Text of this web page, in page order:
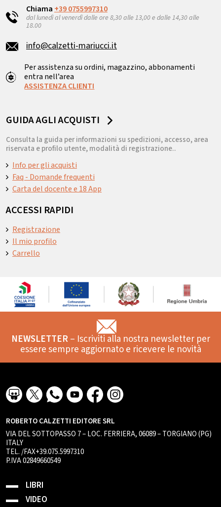
Chiama +39 0755997310
dal lunedì al venerdì dalle ore 8,30 alle 13,00 e dalle 14,30 alle
18.00
info@calzetti-mariucci.it
Per assistenza su ordini, magazzino, abbonamenti
entra nell’area
ASSISTENZA CLIENTI
GUIDA AGLI ACQUISTI
Consulta la guida per informazioni su spedizioni, accesso, area
riservata e profilo utente, modalità di registrazione..
Info per gli acquisti
Faq - Domande frequenti
Carta del docente e 18 App
ACCESSI RAPIDI
Registrazione
Il mio profilo
Carrello
NEWSLETTER– Iscriviti alla nostra newsletter per
essere sempre aggiornato e ricevere le novità
ROBERTO CALZETTI EDITORE SRL
VIA DEL SOTTOPASSO 7 – LOC. FERRIERA, 06089 – TORGIANO (PG)
ITALY
TEL. /FAX+39.075.5997310
P.IVA 02849660549
LIBRI
VIDEO